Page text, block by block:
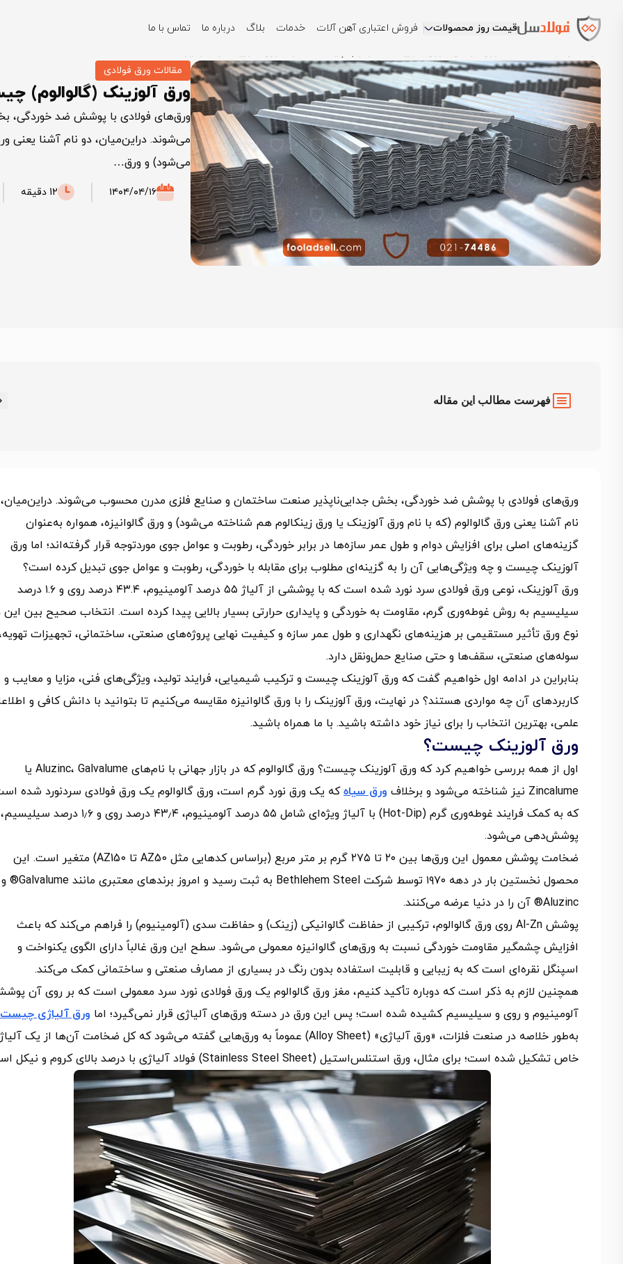
قیمت روز محصولات فروش اعتباری آهن آلات خدمات بلاگ درباره ما
تماس با ما
مقالات ورق فولادی
ورق آلوزینک (گالوالوم)
ورق‌های فولادی با پوشش ضد خوردگی،
می‌شوند. دراین‌میان، دو نام آشنا یعنی
می‌شود) و ورق…
۱۴۰۴/۰۴/۱۶ 12 دقیقه
فهرست مطالب این مقاله
ورق‌های فولادی با پوشش ضد خوردگی، بخش جدایی‌ناپذیر صنعت ساختمان و صنایع فلزی مدرن محسوب می‌شوند.
نام آشنا یعنی ورق گالوالوم (که با نام ورق آلوزینک یا ورق زینکالوم هم شناخته می‌شود) و ورق گالوانیزه، همواره به‌عنوان
گزینه‌های اصلی برای افزایش دوام و طول عمر سازه‌ها در برابر خوردگی، رطوبت و عوامل جوی موردتوجه قرار گرفته‌اند؛ اما ورق
آلوزینک چیست و چه ویژگی‌هایی آن را به گزینه‌ای مطلوب برای مقابله با خوردگی، رطوبت و عوامل جوی تبدیل کرده است؟
ورق آلوزینک، نوعی ورق فولادی سرد نورد شده است که با پوششی از آلیاژ ۵۵ درصد آلومینیوم، ۴۳.۴ درصد روی و ۱.۶ درصد
سیلیسیم به روش غوطه‌وری گرم، مقاومت به خوردگی و پایداری حرارتی بسیار بالایی پیدا کرده است. انتخاب صحیح بین این
نوع ورق تأثیر مستقیمی بر هزینه‌های نگهداری و طول عمر سازه و کیفیت نهایی پروژه‌های صنعتی، ساختمانی، تجهیزات
سوله‌های صنعتی، سقف‌ها و حتی صنایع حمل‌ونقل دارد.
بنابراین در ادامه اول خواهیم گفت که ورق آلوزینک چیست و ترکیب شیمیایی، فرایند تولید، ویژگی‌های فنی، مزایا و معایب و
کاربردهای آن چه مواردی هستند؟ در نهایت، ورق آلوزینک را با ورق گالوانیزه مقایسه می‌کنیم تا بتوانید با دانش کافی و
علمی، بهترین انتخاب را برای نیاز خود داشته باشید. با ما همراه باشید.
ورق آلوزینک چیست؟
اول از همه بررسی خواهیم کرد که ورق آلوزینک چیست؟ ورق گالوالوم که در بازار جهانی با نام‌های Aluzinc، Galvalume یا
Zincalume نیز شناخته می‌شود و برخلاف
ورق سیاهکه یک ورق نورد گرم است، ورق گالوالوم یک ورق فولادی سردنورد شده
که به کمک فرایند غوطه‌وری گرم (Hot-Dip) با آلیاژ ویژه‌ای شامل ۵۵ درصد آلومینیوم، ۴۳٫۴ درصد روی و ۱٫۶ درصد سیلیسیم،
پوشش‌دهی می‌شود.
ضخامت پوشش معمول این ورق‌ها بین ۲۰ تا ۲۷۵ گرم بر متر مربع (براساس کدهایی مثل AZ50 تا AZ150) متغیر است. این
محصول نخستین بار در دهه ۱۹۷۰ توسط شرکت Bethlehem Steel به ثبت رسید و امروز برندهای معتبری مانند Galvalume® و
Aluzinc® آن را در دنیا عرضه می‌کنند.
پوشش Al-Zn روی ورق گالوالوم، ترکیبی از حفاظت گالوانیکی (زینک) و حفاظت سدی (آلومینیوم) را فراهم می‌کند که باعث
افزایش چشمگیر مقاومت خوردگی نسبت به ورق‌های گالوانیزه معمولی می‌شود. سطح این ورق غالباً دارای الگوی یکنواخت و
اسپنگل نقره‌ای است که به زیبایی و قابلیت استفاده بدون رنگ در بسیاری از مصارف صنعتی و ساختمانی کمک می‌کند.
همچنین لازم به ذکر است که دوباره تأکید کنیم، مغز ورق گالوالوم یک ورق فولادی نورد سرد معمولی است که بر روی آن
آلومینیوم و روی و سیلیسیم کشیده شده است؛ پس این ورق در دسته ورق‌های آلیاژی قرار نمی‌گیرد؛ اما ورق آلیاژی چیست
به‌طور خلاصه در صنعت فلزات، «ورق آلیاژی» (Alloy Sheet) عموماً به ورق‌هایی گفته می‌شود که کل ضخامت آن‌ها از یک آلیاژ
خاص تشکیل شده است؛ برای مثال، ورق استنلس‌استیل (Stainless Steel Sheet) فولاد آلیاژی با درصد بالای کروم و نیکل است.